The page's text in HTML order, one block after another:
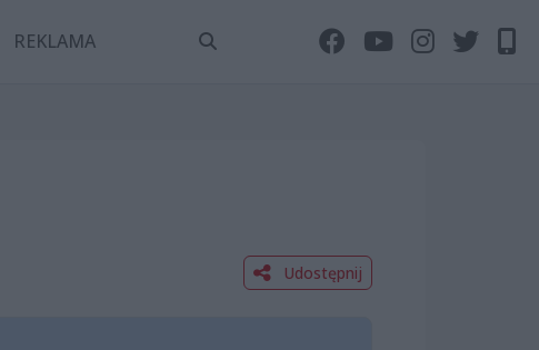
REKLAMA
Udostępnij